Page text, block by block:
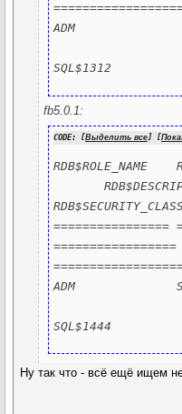
ADM
<null>
fb5.0.1:
CODE: [Выделить все] [
RDB$ROLE_NAME
================
ADM
<null>
Ну так что - всё ещё ищем